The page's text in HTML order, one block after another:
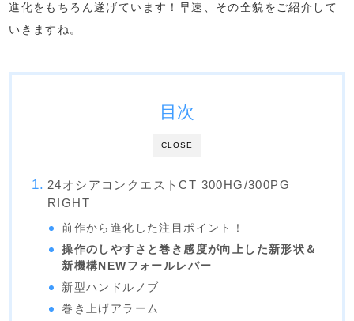
進化をもちろん遂げています！早速、その全貌をご紹介して
いきますね。
CLOSE
目次
24オシアコンクエストCT 300HG/300PG
RIGHT
前作から進化した注目ポイント！
操作のしやすさと巻き感度が向上した新形状＆
新機構NEWフォールレバー
新型ハンドルノブ
巻き上げアラーム